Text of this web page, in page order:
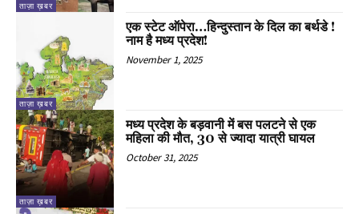
ताज़ा ख़बर
ताज़ा ख़बर
एक स्टेट ऑपेरा…हिन्दुस्तान के दिल का बर्थडे !
नाम है मध्य प्रदेश!
November 1, 2025
ताज़ा ख़बर
मध्य प्रदेश के बड़वानी में बस पलटने से एक
महिला की मौत, 30 से ज्यादा यात्री घायल
October 31, 2025